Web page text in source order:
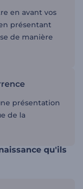
en avant vos
présentant
de manière
présentation
de la
qu'ils